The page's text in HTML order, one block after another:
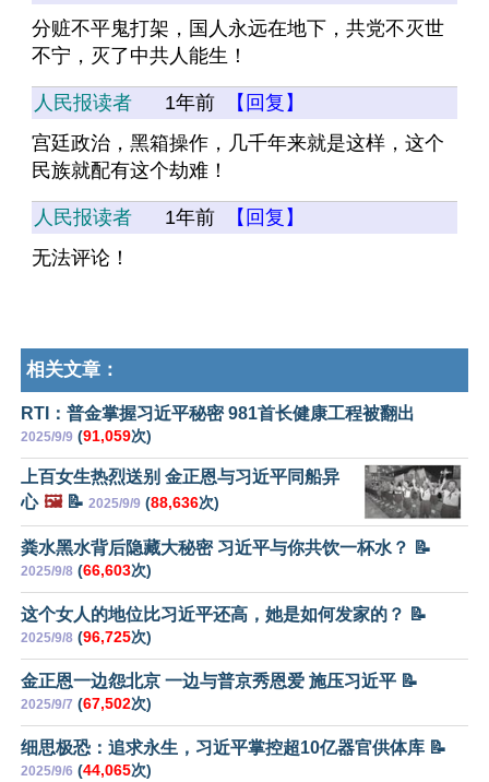
分赃不平鬼打架，国人永远在地下，共党不灭世
不宁，灭了中共人能生！
人民报读者 1年前
【回复】
宫廷政治，黑箱操作，几千年来就是这样，这个
民族就配有这个劫难！
人民报读者 1年前
【回复】
无法评论！
相关文章：
RTI：普金掌握习近平秘密 981首长健康工程被翻出
2025/9/9 (91,059次)
上百女生热烈送别 金正恩与习近平同船异
心 🖼️📝 2025/9/9 (88,636次)
粪水黑水背后隐藏大秘密 习近平与你共饮一杯水？ 📝
2025/9/8 (66,603次)
这个女人的地位比习近平还高，她是如何发家的？ 📝
2025/9/8 (96,725次)
金正恩一边怨北京 一边与普京秀恩爱 施压习近平 📝
2025/9/7 (67,502次)
细思极恐：追求永生，习近平掌控超10亿器官供体库 📝
2025/9/6 (44,065次)